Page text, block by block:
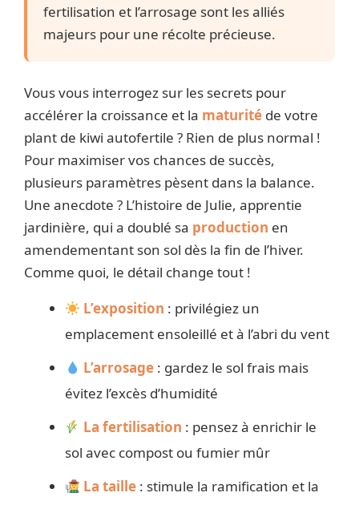
fertilisation et l’arrosage sont les alliés
majeurs pour une récolte précieuse.
Vous vous interrogez sur les secrets pour
accélérer la croissance et la maturité de votre
plant de kiwi autofertile ? Rien de plus normal !
Pour maximiser vos chances de succès,
plusieurs paramètres pèsent dans la balance.
Une anecdote ? L’histoire de Julie, apprentie
jardinière, qui a doublé sa production en
amendementant son sol dès la fin de l’hiver.
Comme quoi, le détail change tout !
L’exposition : privilégiez un
emplacement ensoleillé et à l’abri du vent
L’arrosage : gardez le sol frais mais
évitez l’excès d’humidité
La fertilisation : pensez à enrichir le
sol avec compost ou fumier mûr
La taille : stimule la ramification et la